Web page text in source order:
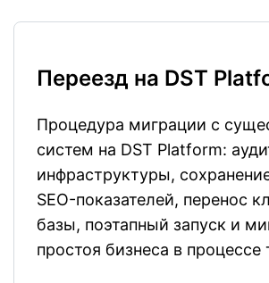
Переезд на DST
Процедура миграции с
систем на DST Platform:
инфраструктуры,
SEO-показателей, перенос
базы, поэтапный запуск и
простоя бизнеса в процессе